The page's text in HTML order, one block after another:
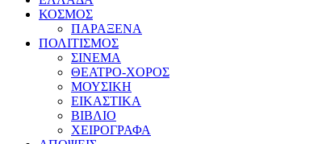
ΚΟΣΜΟΣ
ΠΑΡΑΞΕΝΑ
ΠΟΛΙΤΙΣΜΟΣ
ΣΙΝΕΜΑ
ΘΕΑΤΡΟ-ΧΟΡΟΣ
ΜΟΥΣΙΚΗ
ΕΙΚΑΣΤΙΚΑ
ΒΙΒΛΙΟ
ΧΕΙΡΟΓΡΑΦΑ